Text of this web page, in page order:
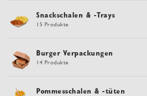
Snackschalen & -Trays
15 Produkte
Burger Verpackungen
14 Produkte
Pommesschalen & -tüten